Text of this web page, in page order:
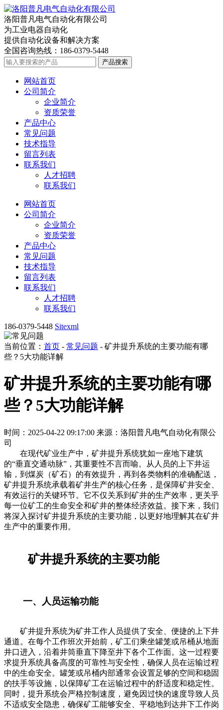
洛阳普凡电气自动化有限公司
为工业电器自动化
提供自动化设备和解决方案
全国咨询热线： 186-0379-5448
产品搜索
网站首页
公司简介
企业简介
资质荣誉
产品中心
常见问题
技术指导
留言列表
联系我们
人才招聘
联系我们
网站首页
公司简介
企业简介
资质荣誉
产品中心
常见问题
技术指导
留言列表
联系我们
人才招聘
联系我们
186-0379-5448 Sitexml
当前位置： 首页 - 常见问题 - 矿井提升系统的主要功能有哪
些？5大功能详解
矿井提升系统的主要功能有哪
些？5大功能详解
时间：2025-04-22 09:17:00 来源：洛阳普凡电气自动化有限公
司
在现代矿业生产中，矿井提升系统犹如一座地下建筑
的“垂直交通动脉”，其重要性不言而喻。从人员的上下井运
输，到煤炭（矿石）的有效提升，再到各类物料的准确配送，
矿井提升系统承载着矿井生产的核心任务，是保障矿井安全、
有效运行的关键环节。它不仅关系到矿井的生产效率，更关乎
每一位矿工的生命安全和矿井的整体经济效益。接下来，我们
将深入探讨矿井提升系统的主要功能，以更好地理解其在矿井
生产中的重要作用。
矿井提升系统的主要功能
一、人员运输功能
矿井提升系统为矿井工作人员提供了安全、便捷的上下井
通道。在每个工作班次开始前，矿工们乘坐罐笼或吊桶从地面
井口进入，沿着井筒垂直下降至井下各个工作面。这一过程要
求提升系统具备高度的可靠性与安全性，确保人员在运输过程
中的生命安全。罐笼或吊桶内部通常会设置足够的空间和稳固
的扶手等设施，以保障矿工在运输过程中的舒适度和稳定性。
同时，提升系统会严格控制速度，避免因过快的速度导致人员
不适或安全隐患，确保矿工能够安全、平稳地到达井下工作岗